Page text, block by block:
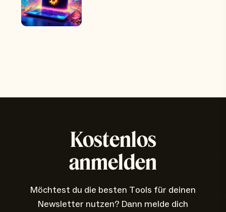
Kostenlos
anmelden
Möchtest du die besten Tools für deinen
Newsletter nutzen? Dann melde dich